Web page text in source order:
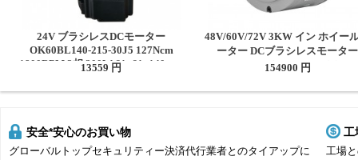
24V ブラシレスDCモーター
OK60BL140-215-30J5 127Ncm
1800RPM 3相 200W 61x61x140mm
13559 円
48V/60V/72V 3KW イン ホイー
ーター DCブラシレスモーター
HPM3000A マウンテンバイク、
154900 円
安全*安心のお買い物
グローバルトップセキュリティー決済代行業者とのタイアップに
工
工場